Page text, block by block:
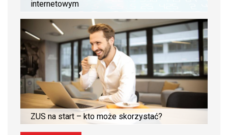
internetowym
ZUS na start – kto może skorzystać?